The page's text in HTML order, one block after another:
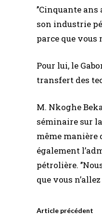
’’Cinquante
son industrie
parce que vous
Pour lui, le
transfert des
M. Nkoghe
séminaire sur
même manière
également
pétrolière.
que vous
Article précédent